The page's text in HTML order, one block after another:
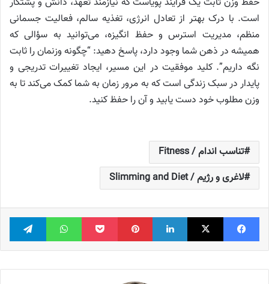
است. با درک بهتر از تعادل انرژی، تغذیه سالم، فعالیت جسمانی
منظم، مدیریت استرس و حفظ انگیزه، می‌توانید به سؤالی که
همیشه در ذهن شما وجود دارد، پاسخ دهید: “چگونه وزنمان را ثابت
نگه داریم”. کلید موفقیت در این مسیر، ایجاد تغییرات تدریجی و
پایدار در سبک زندگی است که به مرور زمان به شما کمک می‌کند تا به
وزن مطلوب خود دست یابید و آن را حفظ کنید.
تناسب اندام / Fitness
لاغری و رژیم / Slimming and Diet
فیس بوک X لینکدین ‫پین‌ترست پاکت واتس آپ